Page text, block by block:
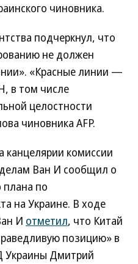
чиновника.
подчеркнул, что
не должен
«Красные линии —
в том числе
целостности
чиновника AFP.
канцелярии комиссии
Ван И сообщил о
плана по
на Украине. В ходе
И отметил, что Китай
позицию» в
Украины Дмитрий